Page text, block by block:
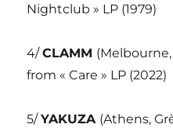
Nightclub » LP (1979)
4/CLAMM
from « Care » LP (2022)
5/YAKUZA (Athens,